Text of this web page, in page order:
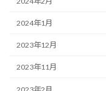
2024年1月
2023年12月
2023年11月